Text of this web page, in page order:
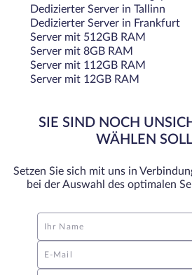
Dedizierter Server in Tallinn
Dedizierter Server in Frankfurt
Server mit 512GB RAM
Server mit 8GB RAM
Server mit 112GB RAM
Server mit 12GB RAM
SIE SIND NOCH
WÄHLEN
Setzen Sie sich mit uns in
bei der Auswahl des optimalen
Ihr Name
E-Mail